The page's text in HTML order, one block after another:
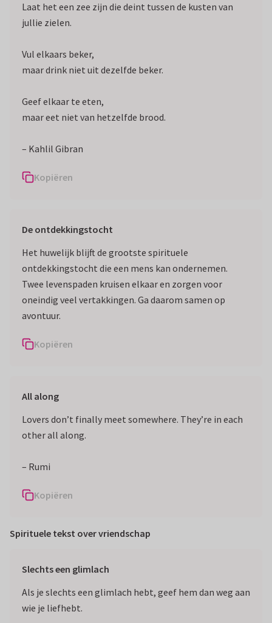
Laat het een zee zijn die deint tussen de kusten van
jullie zielen.
Vul elkaars beker,
maar drink niet uit dezelfde beker.
Geef elkaar te eten,
maar eet niet van hetzelfde brood.
– Kahlil Gibran
Kopiëren
De ontdekkingstocht
Het huwelijk blijft de grootste spirituele
ontdekkingstocht die een mens kan ondernemen.
Twee levenspaden kruisen elkaar en zorgen voor
oneindig veel vertakkingen. Ga daarom samen op
avontuur.
Kopiëren
All along
Lovers don’t finally meet somewhere. They’re in each
other all along.
– Rumi
Kopiëren
Spirituele tekst over vriendschap
Slechts een glimlach
Als je slechts een glimlach hebt, geef hem dan weg aan
wie je liefhebt.